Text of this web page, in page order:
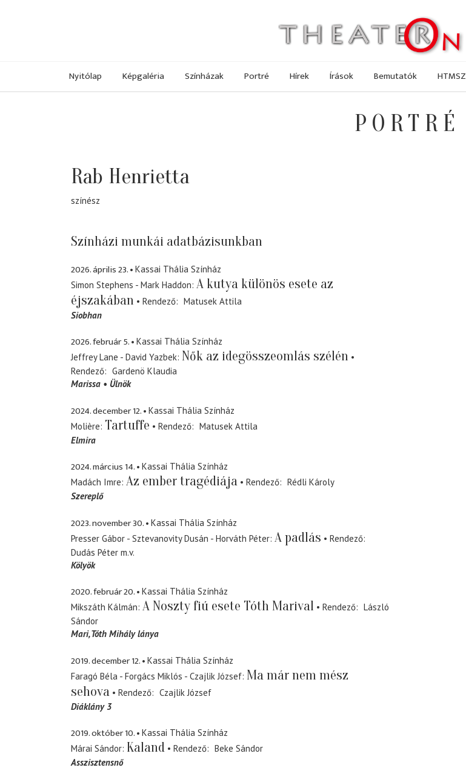
Nyitólap Képgaléria Színházak Portré Hírek Írások Bemutatók HTMSZ
PORTRÉ
Rab Henrietta
színész
Színházi munkái adatbázisunkban
2026. április 23.
Kassai Thália Színház
Simon Stephens - Mark Haddon A kutya különös esete az
éjszakában
Rendező
Matusek Attila
Siobhan
2026. február 5.
Kassai Thália Színház
Jeffrey Lane - David Yazbek Nők az idegösszeomlás szélén
Rendező
Gardenö Klaudia
Marissa
Ülnök
2024. december 12.
Kassai Thália Színház
Molière Tartuffe Rendező
Matusek Attila
Elmira
2024. március 14.
Kassai Thália Színház
Madách Imre Az ember tragédiája Rendező
Rédli Károly
Szereplő
2023. november 30.
Kassai Thália Színház
Presser Gábor - Sztevanovity Dusán - Horváth Péter A padlás
Rendező
Dudás Péter m.v.
Kölyök
2020. február 20.
Kassai Thália Színház
Mikszáth Kálmán A Noszty fiú esete Tóth Marival Rendező
László
Sándor
Mari Tóth Mihály lánya
2019. december 12.
Kassai Thália Színház
Faragó Béla - Forgács Miklós - Czajlik József Ma már nem mész
sehova
Rendező
Czajlik József
Diáklány 3
2019. október 10.
Kassai Thália Színház
Márai Sándor Kaland Rendező
Beke Sándor
Asszisztensnő